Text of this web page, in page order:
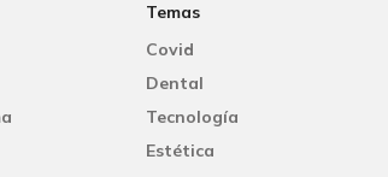
Temas
Covid
Dental
Tecnología
Estética